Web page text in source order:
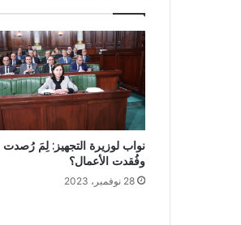
نواب لوزيرة التجهيز: لِمَ رُصدت
وفُقدت الأعمال؟
28 نوفمبر، 2023